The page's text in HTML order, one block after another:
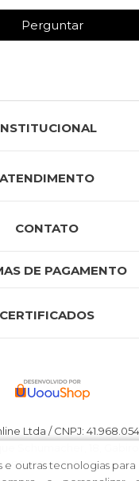
e outras tecnologias para
Perguntar
ATENDIMENTO
CONTATO
DE PAGAMENTO
CERTIFICADOS
Ltda / CNPJ:
SC, 88.400-000